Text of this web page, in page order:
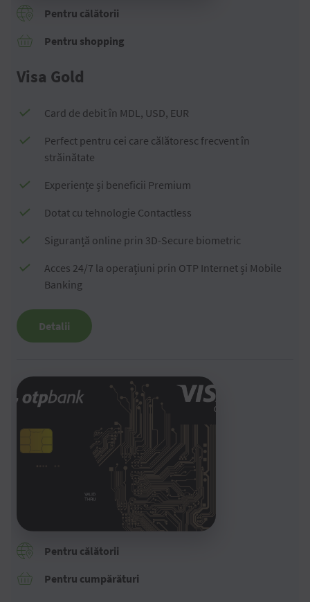
Pentru călătorii
Pentru shopping
Visa Gold
Card de debit în MDL, USD, EUR
Perfect pentru cei care călătoresc frecvent în
străinătate
Experiențe și beneficii Premium
Dotat cu tehnologie Contactless
Siguranță online prin 3D-Secure biometric
Acces 24/7 la operațiuni prin OTP Internet și Mobile
Banking
Detalii
Pentru călătorii
Pentru cumpărături